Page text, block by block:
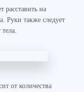
расставить на
Руки также следует
тела.
от количества